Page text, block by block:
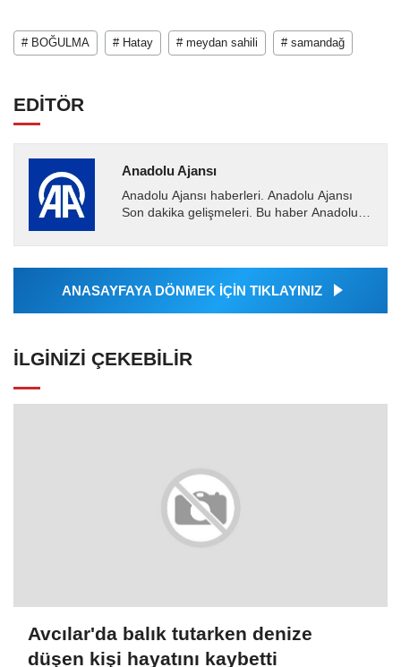
# BOĞULMA # Hatay # meydan sahili # samandağ
EDİTÖR
Anadolu Ajansı
Anadolu Ajansı haberleri. Anadolu Ajansı
Son dakika gelişmeleri. Bu haber Anadolu
Ajansı tarafından...
ANASAYFAYA DÖNMEK İÇİN TIKLAYINIZ
İLGINIZI ÇEKEBILIR
Avcılar'da balık tutarken denize
düşen kişi hayatını kaybetti